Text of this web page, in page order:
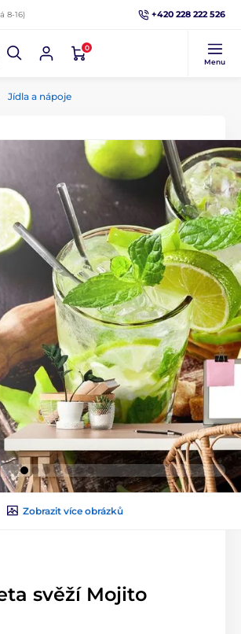
8-16) +420 228 222 526
0
Menu
Jídla a nápoje
Zobrazit více obrázků
svěží Mojito